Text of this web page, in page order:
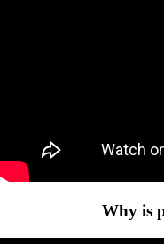
Why is